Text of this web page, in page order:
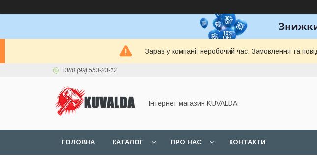
Зараз у компанії неробочий час. Замовлення та
+380 (99) 553-23-12
Інтернет магазин KUVALDA
ГОЛОВНА КАТАЛОГ ПРО НАС КОНТАКТИ